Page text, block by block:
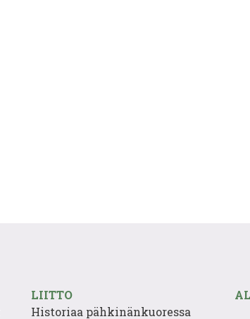
LIITTO
Historiaa pähkinänkuoressa